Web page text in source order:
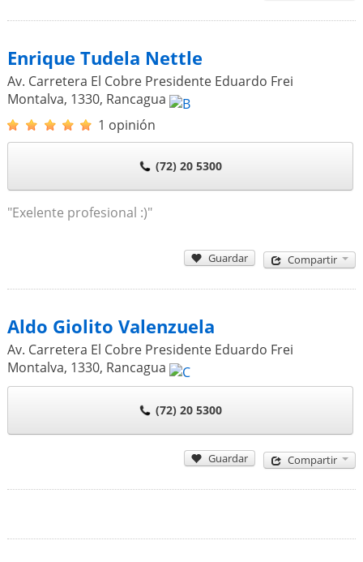
Enrique Tudela Nettle
Av. Carretera El Cobre Presidente Eduardo Frei
Montalva, 1330, Rancagua
1 opinión
(72) 20 5300
"Exelente profesional :)"
Guardar Compartir
Aldo Giolito Valenzuela
Av. Carretera El Cobre Presidente Eduardo Frei
Montalva, 1330, Rancagua
(72) 20 5300
Guardar Compartir